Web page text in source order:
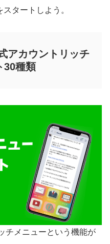
タートしよう。
アカウントリッチ
30種類
チメニューという機能が